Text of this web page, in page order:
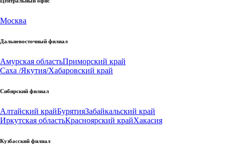
Москва
Дальневосточный филиал
Амурская областьПриморский край
Саха /Якутия/Хабаровский край
Сибирский филиал
Алтайский крайБурятияЗабайкальский край
Иркутская областьКрасноярский крайХакасия
Кузбасский филиал